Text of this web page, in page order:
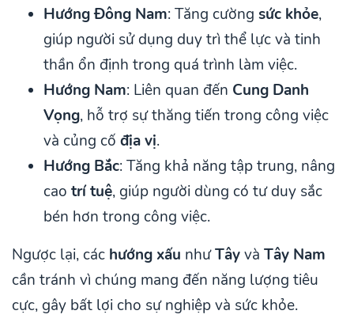
Hướng Đông Nam: Tăng cường sức khỏe,
giúp người sử dụng duy trì thể lực và tinh
thần ổn định trong quá trình làm việc.
Hướng Nam: Liên quan đến Cung Danh
Vọng, hỗ trợ sự thăng tiến trong công việc
và củng cố địa vị.
Hướng Bắc: Tăng khả năng tập trung, nâng
cao trí tuệ, giúp người dùng có tư duy sắc
bén hơn trong công việc.
Ngược lại, các hướng xấu nhưTâyvà Tây Nam
cần tránh vì chúng mang đến năng lượng tiêu
cực, gây bất lợi cho sự nghiệp và sức khỏe.